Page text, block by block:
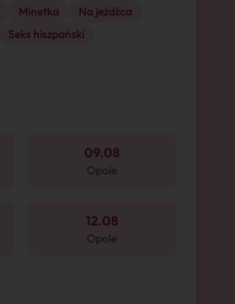
Minetka
Na jeźdźca
Seks hiszpański
09.08
Opole
12.08
Opole